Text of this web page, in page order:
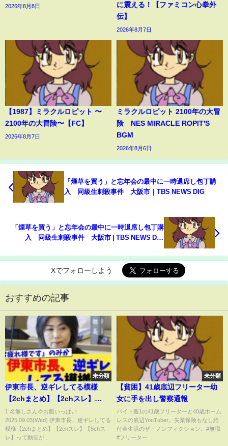
2026年8月8日
に震える！【ファミコン心拳外
伝】
2026年8月7日
【1987】ミラクルロピット 〜
2100年の大冒険〜【FC】
2026年8月7日
ミラクルロピット 2100年の大冒
険 NES MIRACLE ROPIT'S
BGM
2026年8月6日
「煙草を買う」と忘年会の最中に一時退席し包丁購
入 同級生刺殺事件 大阪市｜TBS NEWS DIG
「煙草を買う」と忘年会の最中に一時退席し包丁購
入 同級生刺殺事件 大阪市 | TBS NEWS DIG
Xでフォローしよう
おすすめの記事
未分類
伊東市長、逆ギレしてる模様
【2chまとめ】【2chスレ】
【5chスレ】
1:名無しさん＠お腹いっぱい
2025.09.03(Wed) 伊東市長、逆ギレしてる
模様【2chまとめ】【2chスレ】【5chス
レ】って動画が...
未分類
【貧困】41歳底辺フリーター幼
女に手を出し警察通報
バイト週1の41歳フリーターと40歳ホーム
レスの底辺YouTuber。失業保険もなし給
付金生活のザ・ノンフィクション。#無職
#フリーター ...